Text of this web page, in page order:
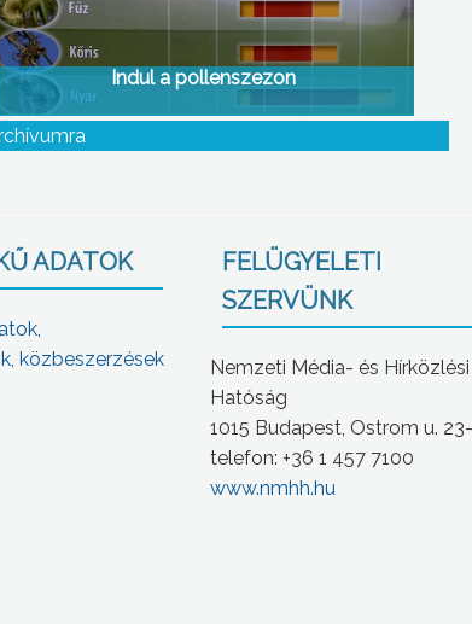
Indul a pollenszezon
ADATOK
közbeszerzések
FELÜGYELETI
SZERVÜNK
Nemzeti Média- és Hírközlési
Hatóság
1015 Budapest, Ostrom u.
telefon: +36 1 457 7100
www.nmhh.hu